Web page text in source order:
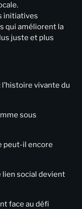
initiatives
qui améliorent la
juste et plus
vivante du
sous
peut-il encore
lien social devient
face au défi